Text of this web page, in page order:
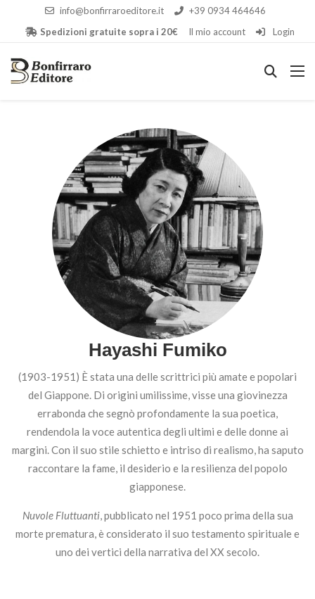
info@bonfirraroeditore.it
+39 0934 464646
Spedizioni gratuite sopra i 20€
Il mio account Login
Hayashi Fumiko
(1903-1951) È stata una delle scrittrici più amate e popolari
del Giappone. Di origini umilissime, visse una giovinezza
errabonda che segnò profondamente la sua poetica,
rendendola la voce autentica degli ultimi e delle donne ai
margini. Con il suo stile schietto e intriso di realismo, ha saputo
raccontare la fame, il desiderio e la resilienza del popolo
giapponese.
Nuvole Fluttuanti, pubblicato nel 1951 poco prima della sua
morte prematura, è considerato il suo testamento spirituale e
uno dei vertici della narrativa del XX secolo.